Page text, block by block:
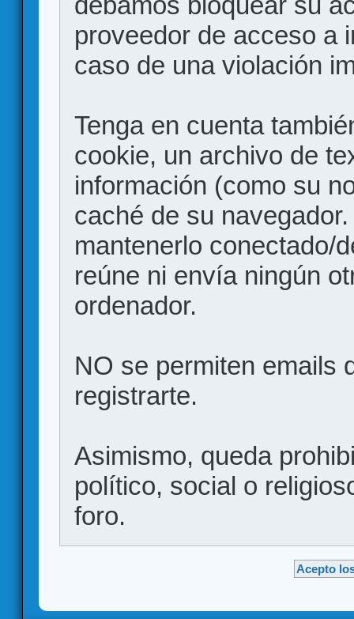
proveedor de acceso a
caso de una violación
Tenga en cuenta
cookie, un archivo de
información (como su
caché de su
mantenerlo conectado/
reúne ni envía ningún
ordenador.
NO se permiten emails
registrarte.
Asimismo, queda
político, social o
foro.